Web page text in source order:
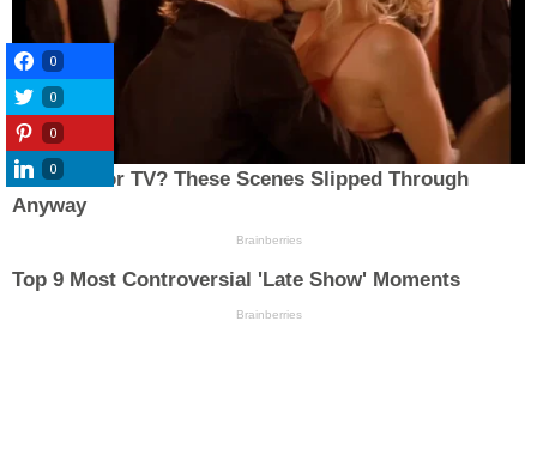
0
0
0
0